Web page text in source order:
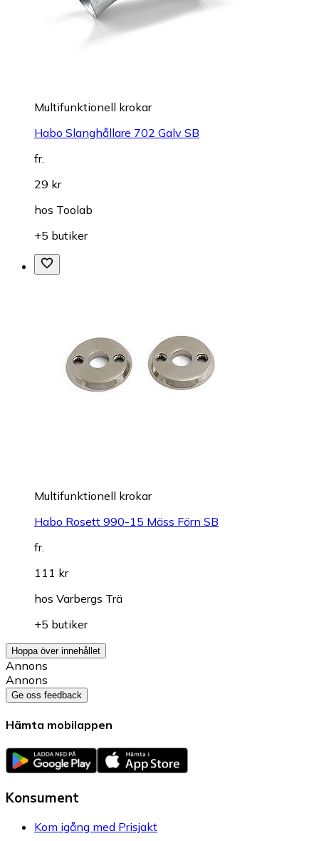
Multifunktionell krokar
Habo Slanghållare 702 Galv SB
fr.
29 kr
hos Toolab
+5 butiker
Multifunktionell krokar
Habo Rosett 990-15 Mäss Förn SB
fr.
111 kr
hos Varbergs Trä
+5 butiker
Hoppa över innehållet
Annons
Annons
Ge oss feedback
Hämta mobilappen
Konsument
Kom igång med Prisjakt